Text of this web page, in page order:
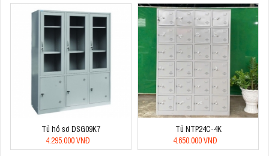
Tủ hồ sơ DSG09K7
4.295.000 VNĐ
Tủ NTP24C-4K
4.650.000 VNĐ